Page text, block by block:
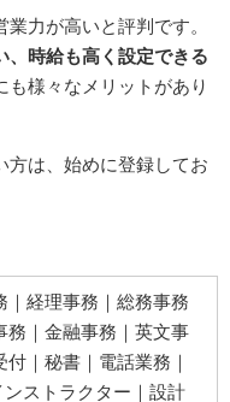
力が高いと評判です。
、時給も高く設定できる
も様々なメリットがあり
方は、始めに登録してお
｜経理事務｜総務事務
務｜金融事務｜英文事
｜秘書｜電話業務｜
ストラクター｜設計